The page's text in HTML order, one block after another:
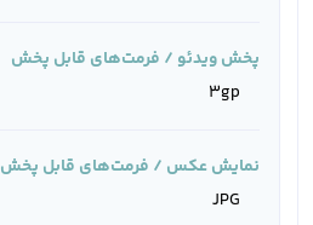
پخش ویدئو / فرمت‌های قابل پخش
3gp
نمایش عکس / فرمت‌های قابل پخش
JPG